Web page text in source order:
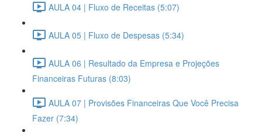
AULA 04 | Fluxo de Receitas (5:07)
AULA 05 | Fluxo de Despesas (5:34)
AULA 06 | Resultado da Empresa e Projeções
Financeiras Futuras (8:03)
AULA 07 | Provisões Financeiras Que Você Precisa
Fazer (7:34)